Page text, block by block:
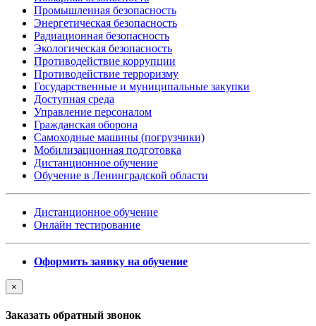
Промышленная безопасность
Энергетическая безопасность
Радиационная безопасность
Экологическая безопасность
Противодействие коррупции
Противодействие терроризму
Государственные и муниципальные закупки
Доступная среда
Управление персоналом
Гражданская оборона
Самоходные машины (погрузчики)
Мобилизационная подготовка
Дистанционное обучение
Обучение в Ленинградской области
Дистанционное обучение
Онлайн тестирование
Оформить заявку на обучение
×
Заказать обратный звонок